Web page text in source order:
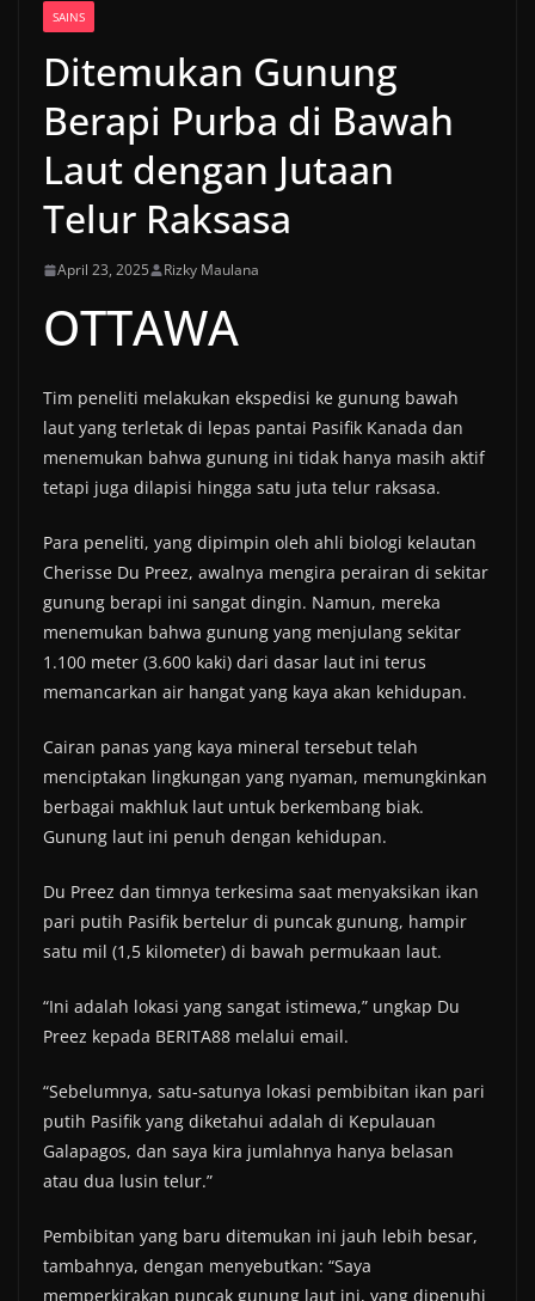
SAINS
Ditemukan Gunung
Berapi Purba di Bawah
Laut dengan Jutaan
Telur Raksasa
April 23, 2025 Rizky Maulana
OTTAWA
Tim peneliti melakukan ekspedisi ke gunung bawah
laut yang terletak di lepas pantai Pasifik Kanada dan
menemukan bahwa gunung ini tidak hanya masih aktif
tetapi juga dilapisi hingga satu juta telur raksasa.
Para peneliti, yang dipimpin oleh ahli biologi kelautan
Cherisse Du Preez, awalnya mengira perairan di sekitar
gunung berapi ini sangat dingin. Namun, mereka
menemukan bahwa gunung yang menjulang sekitar
1.100 meter (3.600 kaki) dari dasar laut ini terus
memancarkan air hangat yang kaya akan kehidupan.
Cairan panas yang kaya mineral tersebut telah
menciptakan lingkungan yang nyaman, memungkinkan
berbagai makhluk laut untuk berkembang biak.
Gunung laut ini penuh dengan kehidupan.
Du Preez dan timnya terkesima saat menyaksikan ikan
pari putih Pasifik bertelur di puncak gunung, hampir
satu mil (1,5 kilometer) di bawah permukaan laut.
“Ini adalah lokasi yang sangat istimewa,” ungkap Du
Preez kepada BERITA88 melalui email.
“Sebelumnya, satu-satunya lokasi pembibitan ikan pari
putih Pasifik yang diketahui adalah di Kepulauan
Galapagos, dan saya kira jumlahnya hanya belasan
atau dua lusin telur.”
Pembibitan yang baru ditemukan ini jauh lebih besar,
tambahnya, dengan menyebutkan: “Saya
memperkirakan puncak gunung laut ini, yang dipenuhi